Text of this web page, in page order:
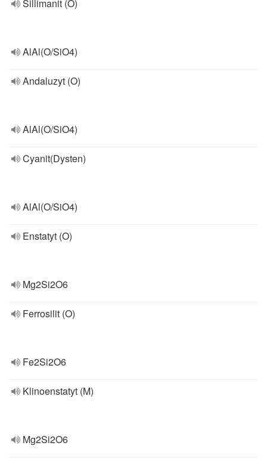
Sillimanit (O)
AlAl(O/SiO4)
Andaluzyt (O)
AlAl(O/SiO4)
Cyanit(Dysten)
AlAl(O/SiO4)
Enstatyt (O)
Mg2Si2O6
Ferrosilit (O)
Fe2Si2O6
Klinoenstatyt (M)
Mg2Si2O6